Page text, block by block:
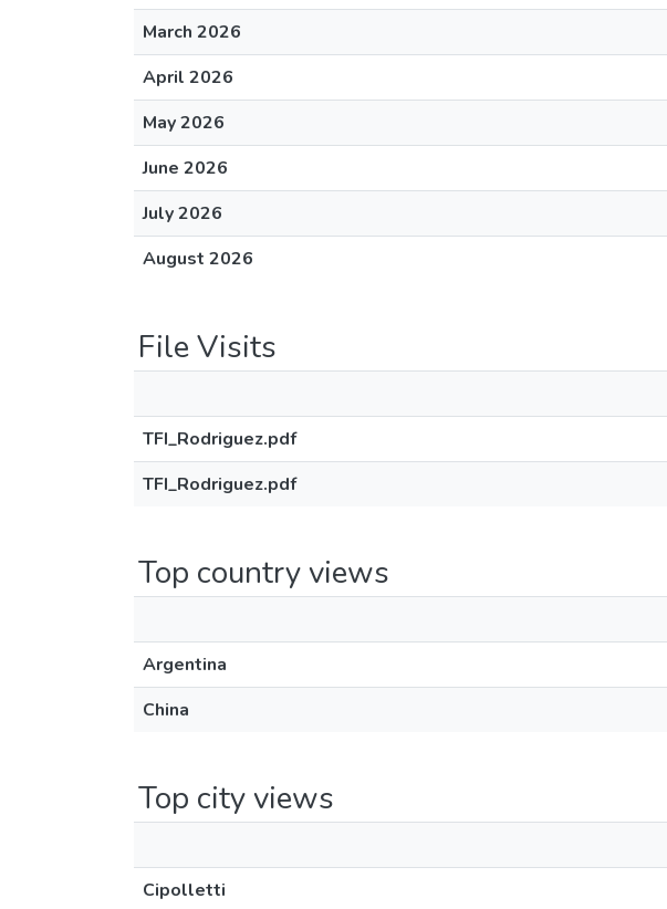
March 2026
April 2026
May 2026
June 2026
July 2026
August 2026
File Visits
TFI_Rodriguez.pdf
TFI_Rodriguez.pdf
Top country views
Argentina
China
Top city views
Cipolletti